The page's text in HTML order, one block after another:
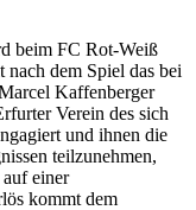
beim FC Rot-Weiß
dem Spiel das bei
Kaffenberger
Verein des sich
und ihnen die
teilzunehmen,
einer
kommt dem